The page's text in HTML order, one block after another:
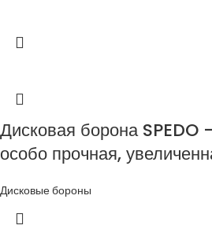
Дисковая борона SPEDO
особо прочная,
Дисковые бороны